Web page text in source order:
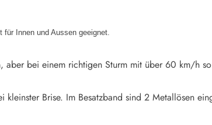
Innen und Aussen geeignet.
aber bei einem richtigen Sturm mit über 60 km/h
Brise. Im Besatzband sind 2 Metallösen